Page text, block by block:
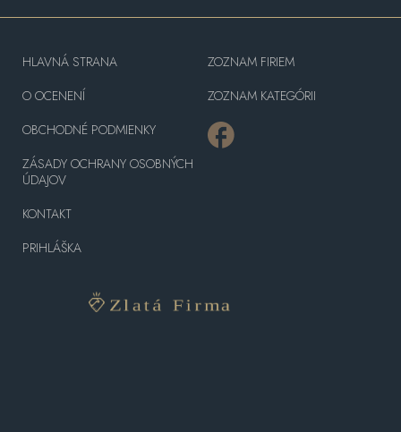
HLAVNÁ STRANA
O OCENENÍ
OBCHODNÉ PODMIENKY
ZÁSADY OCHRANY OSOBNÝCH
ÚDAJOV
KONTAKT
PRIHLÁŠKA
ZOZNAM FIRIEM
ZOZNAM KATEGÓRII